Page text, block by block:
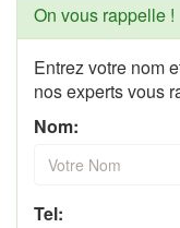
On vous rappelle !
Entrez votre nom
nos experts vous
Nom:
Tel: